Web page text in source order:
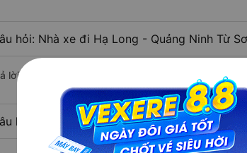
hỏi: Nhà xe đi Hạ Long - Quảng Ninh Từ
lời: Chuyến xe có giờ xuất phát sớm nhất vào lúc
hỏi: Nhà xe đi Từ Sơn - Bắc Ninh từ Hạ